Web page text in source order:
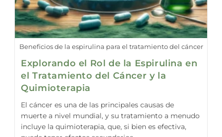
Beneficios de la espirulina para el tratamiento del cáncer
Explorando el Rol de la Espirulina en
el Tratamiento del Cáncer y la
Quimioterapia
El cáncer es una de las principales causas de
muerte a nivel mundial, y su tratamiento a menudo
incluye la quimioterapia, que, si bien es efectiva,